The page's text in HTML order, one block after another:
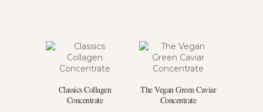
Classics Collagen
Concentrate
The Vegan Green Caviar
Concentrate